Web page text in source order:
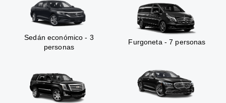
Sedán económico - 3
personas
Furgoneta - 7 personas